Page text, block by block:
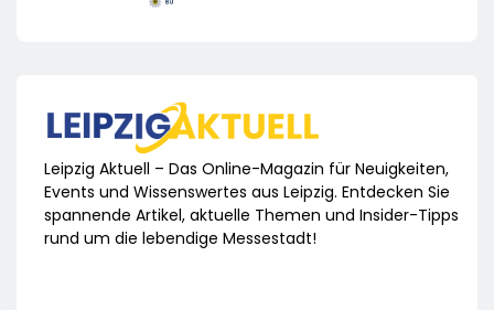
Leipzig Aktuell – Das Online-Magazin für Neuigkeiten,
Events und Wissenswertes aus Leipzig. Entdecken Sie
spannende Artikel, aktuelle Themen und Insider-Tipps
rund um die lebendige Messestadt!